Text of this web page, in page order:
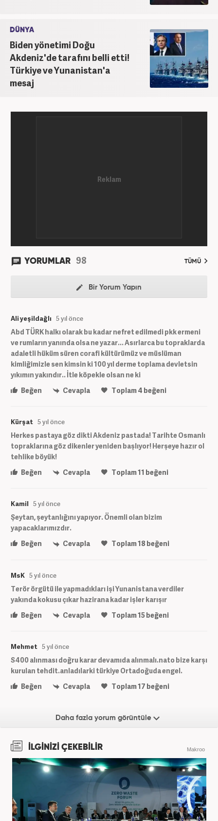
DÜNYA
Biden yönetimi Doğu
Akdeniz'de tarafını belli etti!
Türkiye ve Yunanistan'a
mesaj
YORUMLAR 98 TÜMÜ
Bir Yorum Yapın
Ali yeşildağlı 5 yıl önce
Abd TÜRK halkı olarak bu kadar nefret edilmedi pkk ermeni
ve rumların yanında olsa ne yazar... Asırlarca bu topraklarda
adaletli hüküm süren corafi kültürümüz ve müslüman
kimliğimizle sen kimsin ki 100 yıl derme toplama devletsin
yıkımın yakındır.. İtle köpekle olsan ne ki
Beğen
Cevapla Toplam4 beğeni
Kürşat 5 yıl önce
Herkes pastaya göz dikti Akdeniz pastada! Tarihte Osmanlı
topraklarına göz dikenler yeniden başlıyor! Herşeye hazır ol
tehlike böyük!
Beğen
Cevapla Toplam11 beğeni
Kamil 5 yıl önce
Şeytan, şeytanlığını yapıyor. Önemli olan bizim
yapacaklarımızdır.
Beğen
Cevapla Toplam18beğeni
MsK 5 yıl önce
Terör örgütü ile yapmadıkları işi Yunanistana verdiler
yakında kokusu çıkar hazirana kadar işler karışır
Beğen
Cevapla Toplam15beğeni
Mehmet 5 yıl önce
S400 alınması doğru karar devamıda alınmalı.nato bize karşı
kurulan tehdit.anladılarki türkiye Ortadoğuda engel.
Beğen
Cevapla Toplam17 beğeni
Daha fazla yorum görüntüle
İLGİNİZİ ÇEKEBİLİR Makroo